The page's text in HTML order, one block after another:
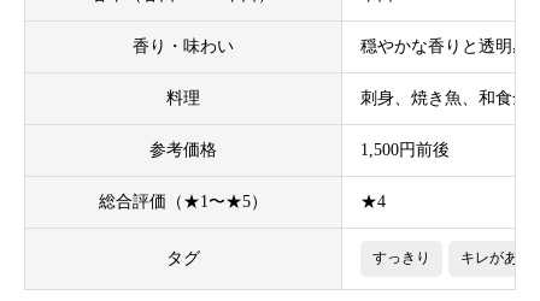
香り・味わい 穏やかな香りと透明感
料理 刺身、焼き魚、和食全
参考価格 1,500円前後
総合評価（★1〜★5） ★4
タグ すっきり キレがある